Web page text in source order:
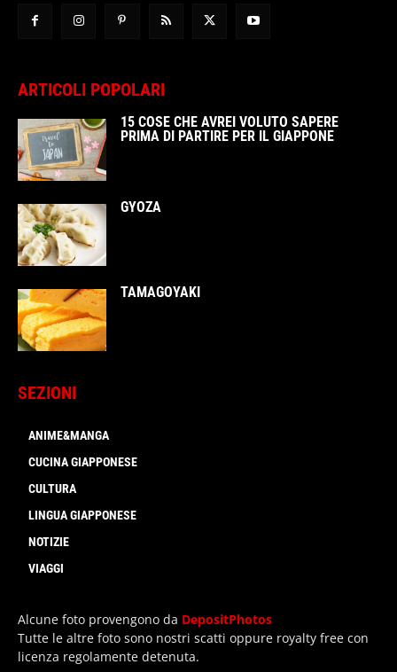
ARTICOLI POPOLARI
15 COSE CHE AVREI VOLUTO SAPERE
PRIMA DI PARTIRE PER IL GIAPPONE
GYOZA
TAMAGOYAKI
SEZIONI
ANIME&MANGA
CUCINA GIAPPONESE
CULTURA
LINGUA GIAPPONESE
NOTIZIE
VIAGGI
Alcune foto provengono da DepositPhotos
Tutte le altre foto sono nostri scatti oppure royalty free con
licenza regolamente detenuta.